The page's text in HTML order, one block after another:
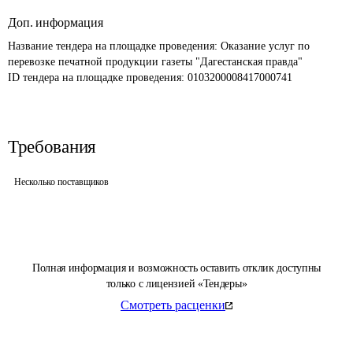
Полная информация и возможность оставить отклик доступны
только с лицензией «Тендеры»
Смотреть расценки
Доп. информация
Название тендера на площадке проведения: Оказание услуг по
перевозке печатной продукции газеты "Дагестанская правда"
ID тендера на площадке проведения: 0103200008417000741
Требования
Несколько поставщиков